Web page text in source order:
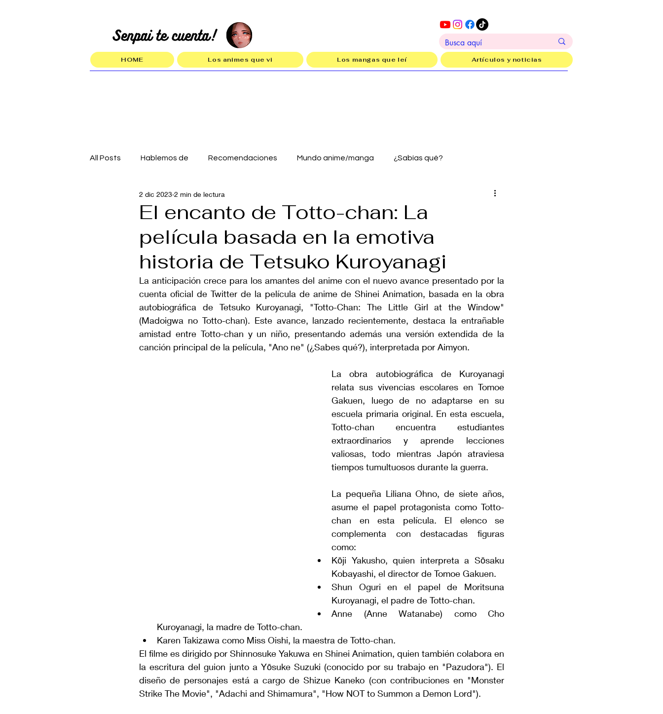
HOME Los animes que vi Los mangas que leí Artículos y noticias
All Posts Hablemos de Recomendaciones Mundo anime/manga ¿Sabías qué?
El encanto de Totto-chan: La
película basada en la emotiva
historia de Tetsuko Kuroyanagi
2 dic 2023 2 min de lectura
La anticipación crece para los amantes del anime con el nuevo avance presentado por la
cuenta oficial de Twitter de la película de anime de Shinei Animation, basada en la obra
autobiográfica de Tetsuko Kuroyanagi, "Totto-Chan: The Little Girl at the Window"
(Madoigwa no Totto-chan). Este avance, lanzado recientemente, destaca la entrañable
amistad entre Totto-chan y un niño, presentando además una versión extendida de la
canción principal de la película, "Ano ne" (¿Sabes qué?), interpretada por Aimyon.
La obra autobiográfica de Kuroyanagi
relata sus vivencias escolares en Tomoe
Gakuen, luego de no adaptarse en su
escuela primaria original. En esta escuela,
Totto-chan encuentra estudiantes
extraordinarios y aprende lecciones
valiosas, todo mientras Japón atraviesa
tiempos tumultuosos durante la guerra.
La pequeña Liliana Ohno, de siete años,
asume el papel protagonista como Totto-
chan en esta película. El elenco se
complementa con destacadas figuras
como:
Kōji Yakusho, quien interpreta a Sōsaku
Kobayashi, el director de Tomoe Gakuen.
Shun Oguri en el papel de Moritsuna
Kuroyanagi, el padre de Totto-chan.
Anne (Anne Watanabe) como Cho
Kuroyanagi, la madre de Totto-chan.
Karen Takizawa como Miss Oishi, la maestra de Totto-chan.
El filme es dirigido por Shinnosuke Yakuwa en Shinei Animation, quien también colabora en
la escritura del guion junto a Yōsuke Suzuki (conocido por su trabajo en "Pazudora"). El
diseño de personajes está a cargo de Shizue Kaneko (con contribuciones en "Monster
Strike The Movie", "Adachi and Shimamura", "How NOT to Summon a Demon Lord").